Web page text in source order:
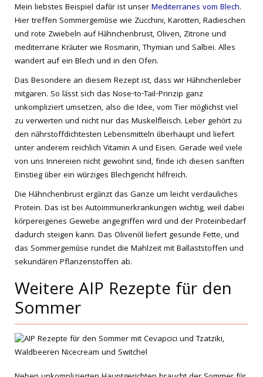
Mein liebstes Beispiel dafür ist unserMediterranes vom Blech.
Hier treffen Sommergemüse wie Zucchini, Karotten, Radieschen
und rote Zwiebeln auf Hähnchenbrust, Oliven, Zitrone und
mediterrane Kräuter wie Rosmarin, Thymian und Salbei. Alles
wandert auf ein Blech und in den Ofen.
Das Besondere an diesem Rezept ist, dass wir Hähnchenleber
mitgaren. So lässt sich das Nose-to-Tail-Prinzip ganz
unkompliziert umsetzen, also die Idee, vom Tier möglichst viel
zu verwerten und nicht nur das Muskelfleisch. Leber gehört zu
den nährstoffdichtesten Lebensmitteln überhaupt und liefert
unter anderem reichlich Vitamin A und Eisen. Gerade weil viele
von uns Innereien nicht gewohnt sind, finde ich diesen sanften
Einstieg über ein würziges Blechgericht hilfreich.
Die Hähnchenbrust ergänzt das Ganze um leicht verdauliches
Protein. Das ist bei Autoimmunerkrankungen wichtig, weil dabei
körpereigenes Gewebe angegriffen wird und der Proteinbedarf
dadurch steigen kann. Das Olivenöl liefert gesunde Fette, und
das Sommergemüse rundet die Mahlzeit mit Ballaststoffen und
sekundären Pflanzenstoffen ab.
Weitere AIP Rezepte für den
Sommer